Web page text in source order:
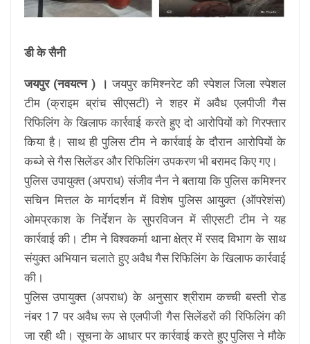
डी के सैनी
जयपुर (नवयत्न ) । जयपुर कमिश्नरेट की स्पेशल जिला स्पेशल
टीम (क्राइम ब्रांच सीएसटी) ने शहर में अवैध एलपीजी गैस
रिफिलिंग के खिलाफ कार्रवाई करते हुए दो आरोपियों को गिरफ्तार
किया है। साथ ही पुलिस टीम ने कार्रवाई के दौरान आरोपियों के
कब्जे से गैस सिलेंडर और रिफिलिंग उपकरण भी बरामद किए गए।
पुलिस उपायुक्त (अपराध) संजीव नैन ने बताया कि पुलिस कमिश्नर
सचिन मित्तल के मार्गदर्शन में विशेष पुलिस आयुक्त (ऑपरेशंस)
ओमप्रकाश के निर्देशन के सुपरविजन में सीएसटी टीम ने यह
कार्रवाई की। टीम ने विश्वकर्मा थाना क्षेत्र में रसद विभाग के साथ
संयुक्त अभियान चलाते हुए अवैध गैस रिफिलिंग के खिलाफ कार्रवाई
की।
पुलिस उपायुक्त (अपराध) के अनुसार श्रीराम कच्ची बस्ती रोड
नंबर 17 पर अवैध रूप से एलपीजी गैस सिलेंडरों की रिफिलिंग की
जा रही थी। सूचना के आधार पर कार्रवाई करते हुए पुलिस ने मौके